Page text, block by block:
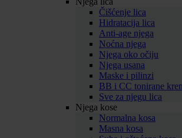
Čišćenje lica
Hidratacija lica
Anti-age njega
Noćna njega
Njega oko očiju
Njega usana
Maske i pilinzi
BB i CC tonirane
Sve za njegu lica
Njega kose
Normalna kosa
Masna kosa